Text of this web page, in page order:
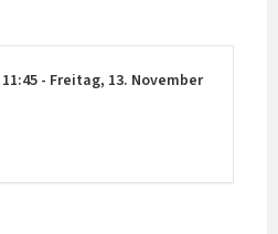
11:45 - Freitag, 13. November